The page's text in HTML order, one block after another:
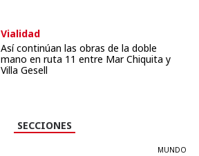
Vialidad
Así continúan las obras de la doble
mano en ruta 11 entre Mar Chiquita y
Villa Gesell
SECCIONES
MUNDO